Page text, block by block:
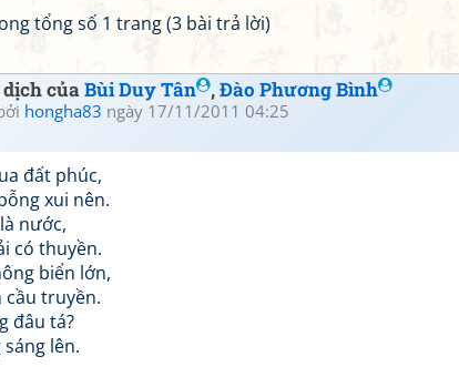
tổng số 1 trang (3 bài trả lời)
củaBùi Duy Tân ,Đào Phương Bình
hongha83 ngày 17/11/2011 04:25
đất phúc,
xui nên.
nước,
có thuyền.
biển lớn,
cầu truyền.
đâu tá?
lên.